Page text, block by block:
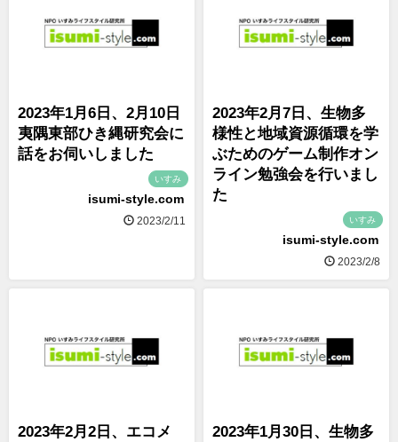
2023年1月6日、2月10日
夷隅東部ひき縄研究会に
話をお伺いしました
いすみ
isumi-style.com
2023/2/11
2023年2月7日、生物多
様性と地域資源循環を学
ぶためのゲーム制作オン
ライン勉強会を行いまし
た
いすみ
isumi-style.com
2023/2/8
2023年2月2日、エコメ
2023年1月30日、生物多